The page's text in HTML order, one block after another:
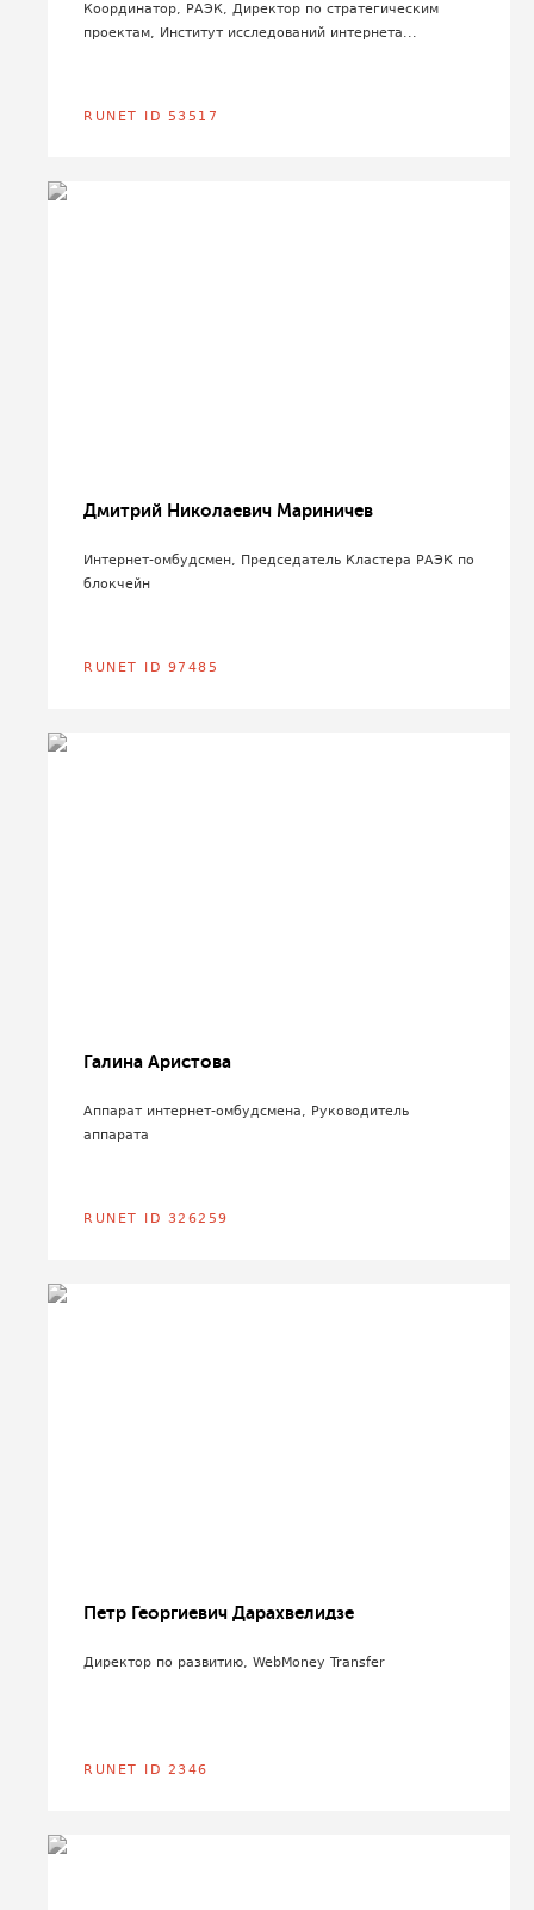
Координатор, РАЭК, Директор по стратегическим
проектам, Институт исследований интернета...
RUNET ID 53517
Дмитрий Николаевич Мариничев
Интернет-омбудсмен, Председатель Кластера РАЭК по
блокчейн
RUNET ID 97485
Галина Аристова
Аппарат интернет-омбудсмена, Руководитель
аппарата
RUNET ID 326259
Петр Георгиевич Дарахвелидзе
Директор по развитию, WebMoney Transfer
RUNET ID 2346